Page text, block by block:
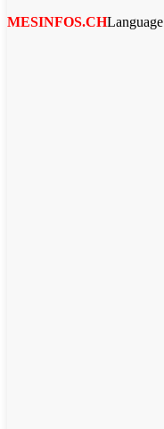
MESINFOS.CHLanguage